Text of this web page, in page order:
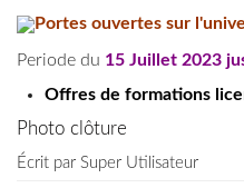
Portes ouvertes sur
Periode du 15 Juillet 2023
Offres de formations
Photo clôture
Écrit par Super Utilisateur